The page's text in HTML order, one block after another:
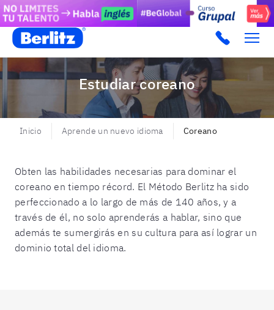
Berlitz PE
Estudiar coreano
Inicio Aprende un nuevo idioma Coreano
Obten las habilidades necesarias para dominar el
coreano en tiempo récord. El Método Berlitz ha sido
perfeccionado a lo largo de más de 140 años, y a
través de él, no solo aprenderás a hablar, sino que
además te sumergirás en su cultura para así lograr un
dominio total del idioma.